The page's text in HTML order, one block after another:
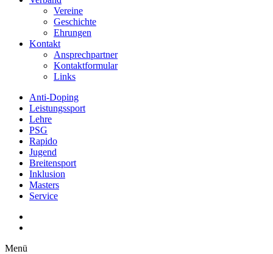
Vereine
Geschichte
Ehrungen
Kontakt
Ansprechpartner
Kontaktformular
Links
Anti-Doping
Leistungssport
Lehre
PSG
Rapido
Jugend
Breitensport
Inklusion
Masters
Service
Menü